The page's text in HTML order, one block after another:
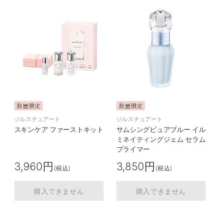
ジルスチュアート
スキンケア ファーストキット
3,960円 (税込)
購入できません
ジルスチュアート
サムシングピュアブルー イル
ミネイティングジェム セラム
プライマー
3,850円 (税込)
購入できません